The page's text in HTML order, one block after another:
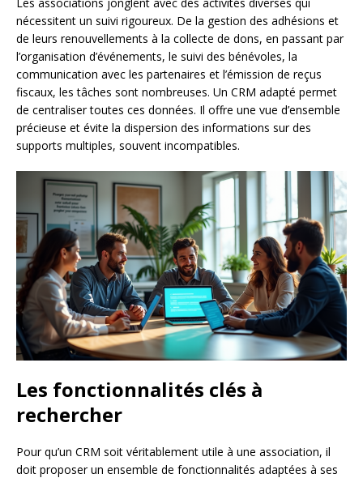
Les associations jonglent avec des activités diverses qui
nécessitent un suivi rigoureux. De la gestion des adhésions et
de leurs renouvellements à la collecte de dons, en passant par
l’organisation d’événements, le suivi des bénévoles, la
communication avec les partenaires et l’émission de reçus
fiscaux, les tâches sont nombreuses. Un CRM adapté permet
de centraliser toutes ces données. Il offre une vue d’ensemble
précieuse et évite la dispersion des informations sur des
supports multiples, souvent incompatibles.
Les fonctionnalités clés à
rechercher
Pour qu’un CRM soit véritablement utile à une association, il
doit proposer un ensemble de fonctionnalités adaptées à ses